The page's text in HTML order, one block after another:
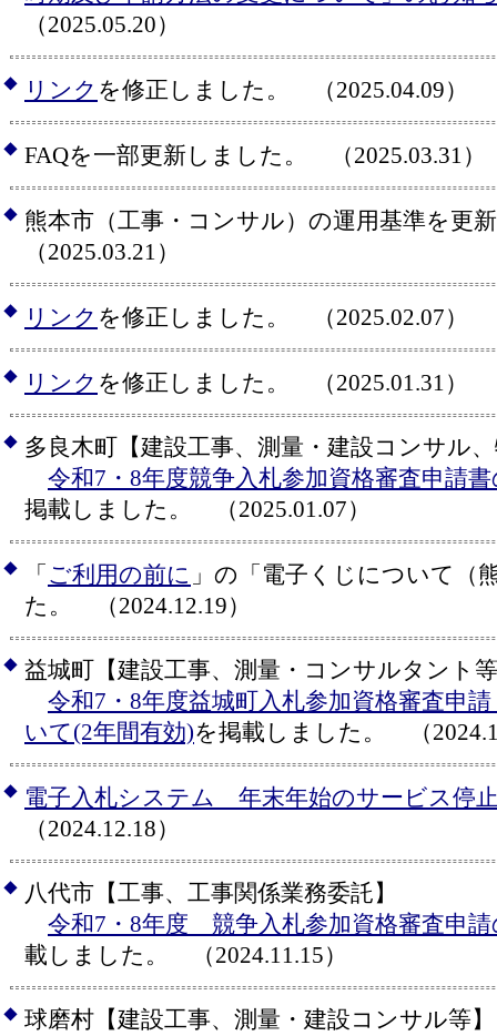
（2025.05.20）
◆ リンク を修正しました。 （2025.04.09）
◆ FAQを一部更新しました。 （2025.03.31）
◆ 熊本市（工事・コンサル）の運用基準を
（2025.03.21）
◆ リンク を修正しました。 （2025.02.07）
◆ リンク を修正しました。 （2025.01.31）
◆ 多良木町【建設工事、測量・建設コンサル
令和7・8年度競争入札参加資格審査申請
掲載しました。 （2025.01.07）
◆ 「 ご利用の前に 」の「電子くじについて（
た。 （2024.12.19）
◆ 益城町【建設工事、測量・コンサルタント
令和7・8年度益城町入札参加資格審査申
いて(2年間有効)を掲載しました。 （
◆ 電子入札システム 年末年始のサービス停
（2024.12.18）
◆ 八代市【工事、工事関係業務委託】
令和7・8年度 競争入札参加資格審査申
載しました。 （2024.11.15）
◆ 球磨村【建設工事、測量・建設コンサル等】